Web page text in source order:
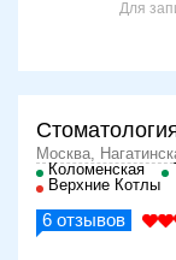
Для
Москва,
Коломенская
Верхние Котлы
6 отзывов